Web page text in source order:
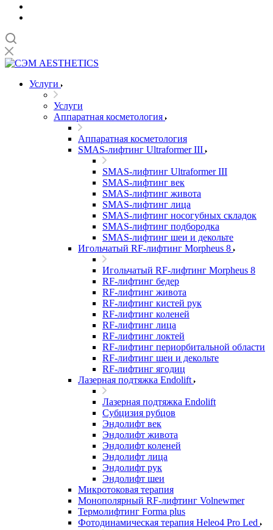
Услуги
Услуги
Аппаратная косметология
Аппаратная косметология
SMAS-лифтинг Ultraformer III
SMAS-лифтинг Ultraformer III
SMAS-лифтинг век
SMAS-лифтинг живота
SMAS-лифтинг лица
SMAS-лифтинг носогубных складок
SMAS-лифтинг подбородка
SMAS-лифтинг шеи и декольте
Игольчатый RF-лифтинг Morpheus 8
Игольчатый RF-лифтинг Morpheus 8
RF-лифтинг бедер
RF-лифтинг живота
RF-лифтинг кистей рук
RF-лифтинг коленей
RF-лифтинг лица
RF-лифтинг локтей
RF-лифтинг периорбитальной области
RF-лифтинг шеи и декольте
RF-лифтинг ягодиц
Лазерная подтяжка Endolift
Лазерная подтяжка Endolift
Субцизия рубцов
Эндолифт век
Эндолифт живота
Эндолифт коленей
Эндолифт лица
Эндолифт рук
Эндолифт шеи
Микротоковая терапия
Монополярный RF-лифтинг Volnewmer
Термолифтинг Forma plus
Фотодинамическая терапия Heleo4 Pro Led